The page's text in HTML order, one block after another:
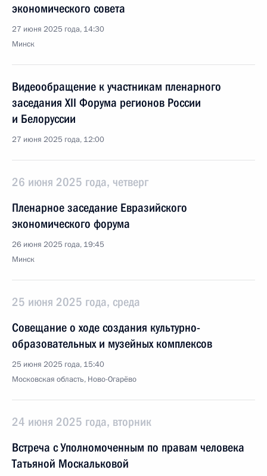
экономического совета
27 июня 2025 года, 14:30
Минск
Видеообращение к участникам пленарного
заседания XII Форума регионов России
и Белоруссии
27 июня 2025 года, 12:00
26 июня 2025 года, четверг
Пленарное заседание Евразийского
экономического форума
26 июня 2025 года, 19:45
Минск
25 июня 2025 года, среда
Совещание о ходе создания культурно-
образовательных и музейных комплексов
25 июня 2025 года, 15:40
Московская область, Ново-Огарёво
24 июня 2025 года, вторник
Встреча с Уполномоченным по правам человека
Татьяной Москальковой